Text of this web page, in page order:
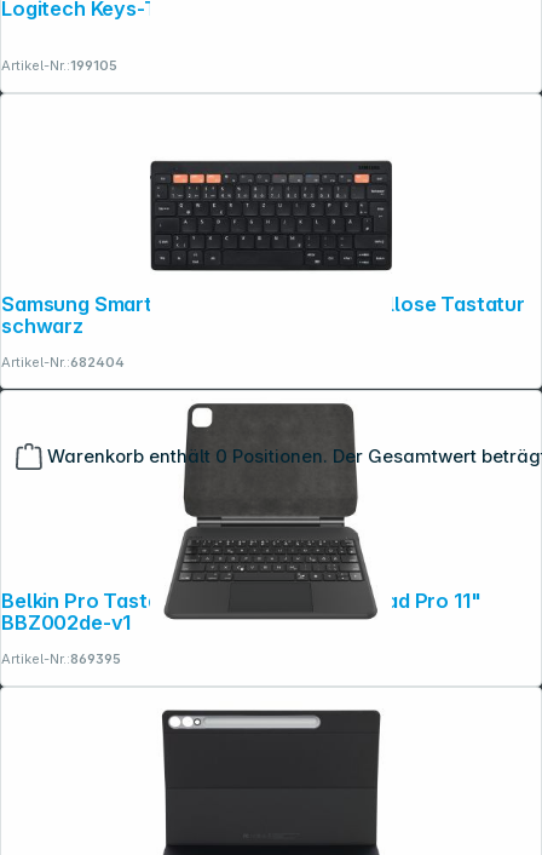
Warenkorb enthält 0 Positionen. Der Gesamtwert
Artikel-Nr.:199105
Samsung Smart Keyboard Trio 500 Kabellose Tastatur
schwarz
Artikel-Nr.:682404
Belkin Pro Tastatur für iPad Air 10,9" / iPad Pro 11"
BBZ002de-v1
Artikel-Nr.:869395